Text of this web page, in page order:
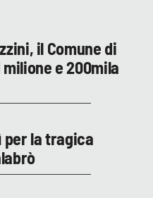
il Comune di
e 200mila
per la tragica